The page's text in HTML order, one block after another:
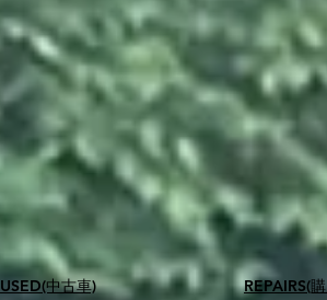
USED(中古車) ​REPAIRS(